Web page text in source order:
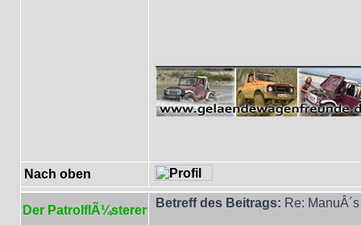
Nach oben
Der PatrolflÃ¼sterer
Betreff des Beitrags: Re: